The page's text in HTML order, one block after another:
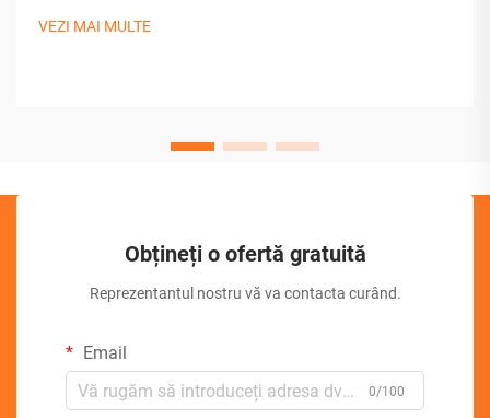
VEZI MAI MULTE
Obțineți o ofertă gratuită
Reprezentantul nostru vă va contacta curând.
Email
0/100